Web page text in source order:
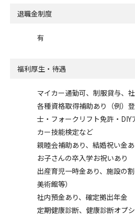
退職金制度
有
福利厚生・待遇
マイカー通勤可、制服貸与、
各種資格取得補助あり（例）
士・フォークリフト免許・DIY
カー技能検定など
親睦会補助あり、結婚祝い金あ
お子さんの卒入学お祝いあり
出産育児一時金あり、施設の
美術館等）
社内預金あり、確定拠出年金
定期健康診断、健康診断オプ